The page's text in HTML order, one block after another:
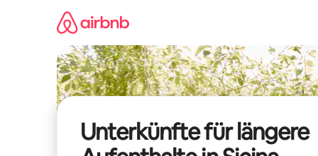
Unterkünfte für längere